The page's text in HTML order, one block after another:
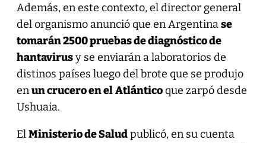
Además, en este contexto, el director general
del organismo anunció que en Argentinase
tomarán 2500 pruebas de diagnóstico de
hantavirusy se enviarán a laboratorios de
distinos países luego del brote que se produjo
enun crucero en el Atlánticoque zarpó desde
Ushuaia.
ElMinisterio de Saludpublicó, en su cuenta